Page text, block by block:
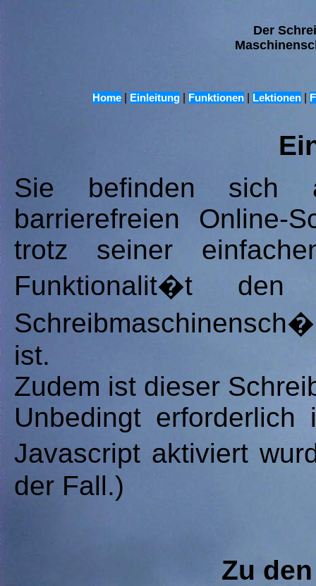
Der
Home| Einleitung| Funktionen| Lektionen|
Sie befinden sich
barrierefreien Online-
trotz seiner
Funktionalit�t den
ist.
Zudem ist dieser
Unbedingt
Javascript aktiviert
der Fall.)
Zu